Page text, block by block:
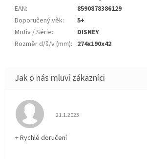
EAN:
8590878386129
Doporučený věk:
5+
Motiv / Série:
DISNEY
Rozměr d/š/v (mm): 274x190x42
Hodnocení obchodu je 5 z 5
21.1.2023
+ Rychlé doručení